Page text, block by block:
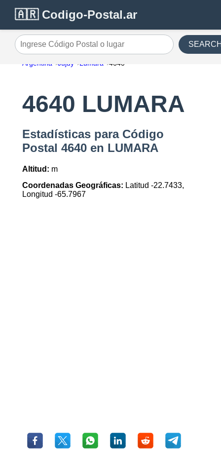
🇦🇷 Codigo-Postal.ar
Ingrese Código Postal o lugar
Argentina Jujuy Lumara 4640
4640 LUMARA
Estadísticas para Código
Postal 4640 en LUMARA
Altitud: m
Coordenadas Geográficas: Latitud -22.7433,
Longitud -65.7967